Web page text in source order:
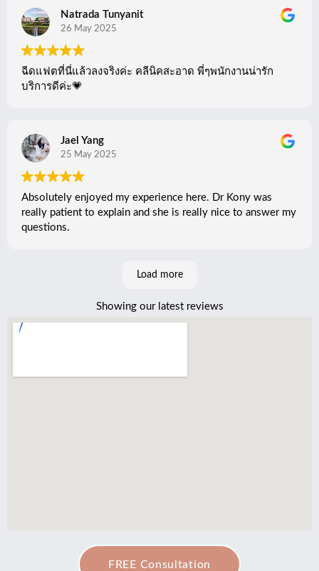
Natrada Tunyanit
26 May 2025
ฉีดแฟตที่นี่แล้วลงจริงค่ะ คลีนิคสะอาด พี่ๆพนักงานน่ารัก
บริการดีค่ะ💗
Jael Yang
25 May 2025
Absolutely enjoyed my experience here. Dr Kony was
really patient to explain and she is really nice to answer my
questions.
Load more
Showing our latest reviews
FREE Consultation